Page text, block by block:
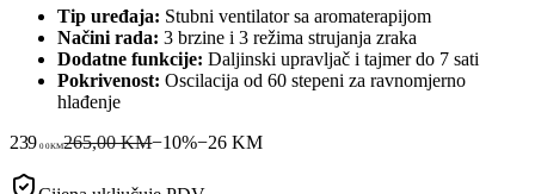
Tip uređaja: Stubni ventilator sa aromaterapijom
Načini rada: 3 brzine i 3 režima strujanja zraka
Dodatne funkcije: Daljinski upravljač i tajmer do 7 sati
Pokrivenost: Oscilacija od 60 stepeni za ravnomjerno
hlađenje
239 00KM265,00 KM−10%−26 KM